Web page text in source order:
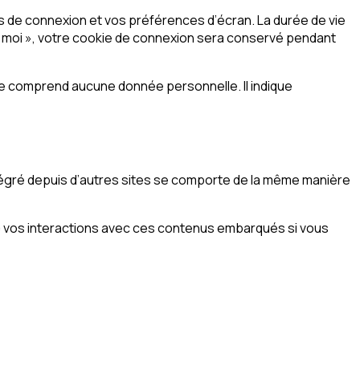
connexion et vos préférences d’écran. La durée de vie
moi », votre cookie de connexion sera conservé pendant
aucune donnée personnelle. Il indique
depuis d’autres sites se comporte de la même manière
interactions avec ces contenus embarqués si vous